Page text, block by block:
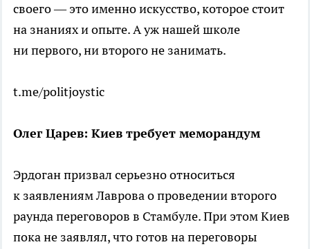
своего — это именно искусство, которое стоит
на знаниях и опыте. А уж нашей школе
ни первого, ни второго не занимать.
t.me/politjoystic
Олег Царев: Киев требует меморандум
Эрдоган призвал серьезно относиться
к заявлениям Лаврова о проведении второго
раунда переговоров в Стамбуле. При этом Киев
пока не заявлял, что готов на переговоры